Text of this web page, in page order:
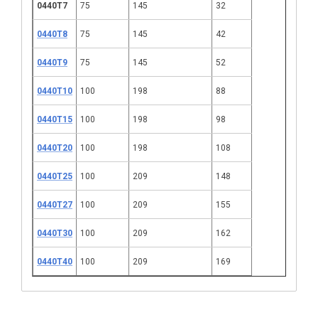
0440Т7 75 145 32
0440Т8 75 145 42
0440Т9 75 145 52
0440Т10 100 198 88
0440Т15 100 198 98
0440Т20 100 198 108
0440Т25 100 209 148
0440Т27 100 209 155
0440Т30 100 209 162
0440Т40 100 209 169